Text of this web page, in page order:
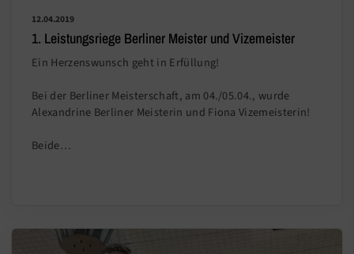
12.04.2019
1. Leistungsriege Berliner Meister und Vizemeister
Ein Herzenswunsch geht in Erfüllung!
Bei der Berliner Meisterschaft, am 04./05.04., wurde
Alexandrine Berliner Meisterin und Fiona Vizemeisterin!
Beide…